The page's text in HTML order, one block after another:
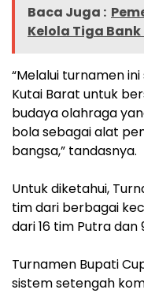
Baca Juga :
Kelola Tiga
“Melalui turnamen
Kutai Barat untuk
budaya olahraga
bola sebagai alat
bangsa,” tandasnya.
Untuk diketahui,
tim dari berbagai
dari 16 tim Putra dan
Turnamen Bupati
sistem setengah